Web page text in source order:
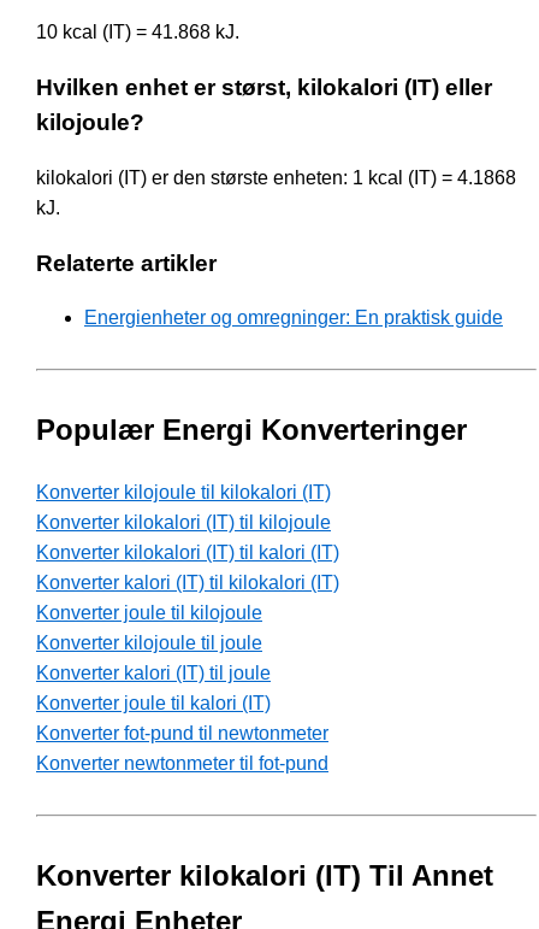
10 kcal (IT) = 41.868 kJ.
Hvilken enhet er størst, kilokalori (IT) eller
kilojoule?
kilokalori (IT) er den største enheten: 1 kcal (IT) = 4.1868
kJ.
Relaterte artikler
Energienheter og omregninger: En praktisk guide
Populær Energi Konverteringer
Konverter kilojoule til kilokalori (IT)
Konverter kilokalori (IT) til kilojoule
Konverter kilokalori (IT) til kalori (IT)
Konverter kalori (IT) til kilokalori (IT)
Konverter joule til kilojoule
Konverter kilojoule til joule
Konverter kalori (IT) til joule
Konverter joule til kalori (IT)
Konverter fot-pund til newtonmeter
Konverter newtonmeter til fot-pund
Konverter kilokalori (IT) Til Annet
Energi Enheter